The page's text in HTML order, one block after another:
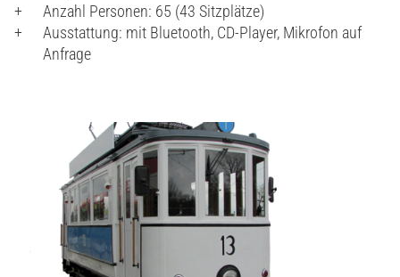
Anzahl Personen: 65 (43 Sitzplätze)
Ausstattung: mit Bluetooth, CD-Player, Mikrofon auf
Anfrage